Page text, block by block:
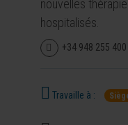
nouvelles
hospitalisés.
+34 948 255 400
Travaille à :